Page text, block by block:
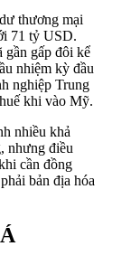
thương mại
71 tỷ USD.
gần gấp đôi kể
nhiệm kỳ đầu
nghiệp Trung
khi vào Mỹ.
nhiều khả
nhưng điều
cần đồng
bản địa hóa